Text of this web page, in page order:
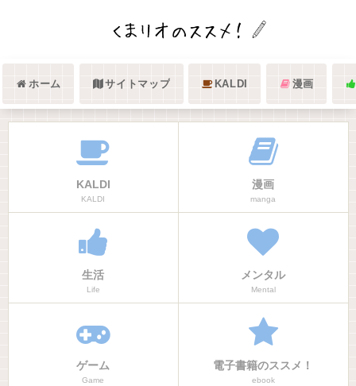
ホーム サイトマップ KALDI 漫画
KALDI
KALDI
漫画
manga
生活
Life
メンタル
Mental
ゲーム
Game
電子書籍のススメ！
ebook